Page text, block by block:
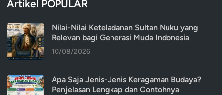
Artikel POPULAR
Nilai-Nilai Keteladanan Sultan Nuku yang
Relevan bagi Generasi Muda Indonesia
10/08/2026
Apa Saja Jenis-Jenis Keragaman Budaya?
Penjelasan Lengkap dan Contohnya